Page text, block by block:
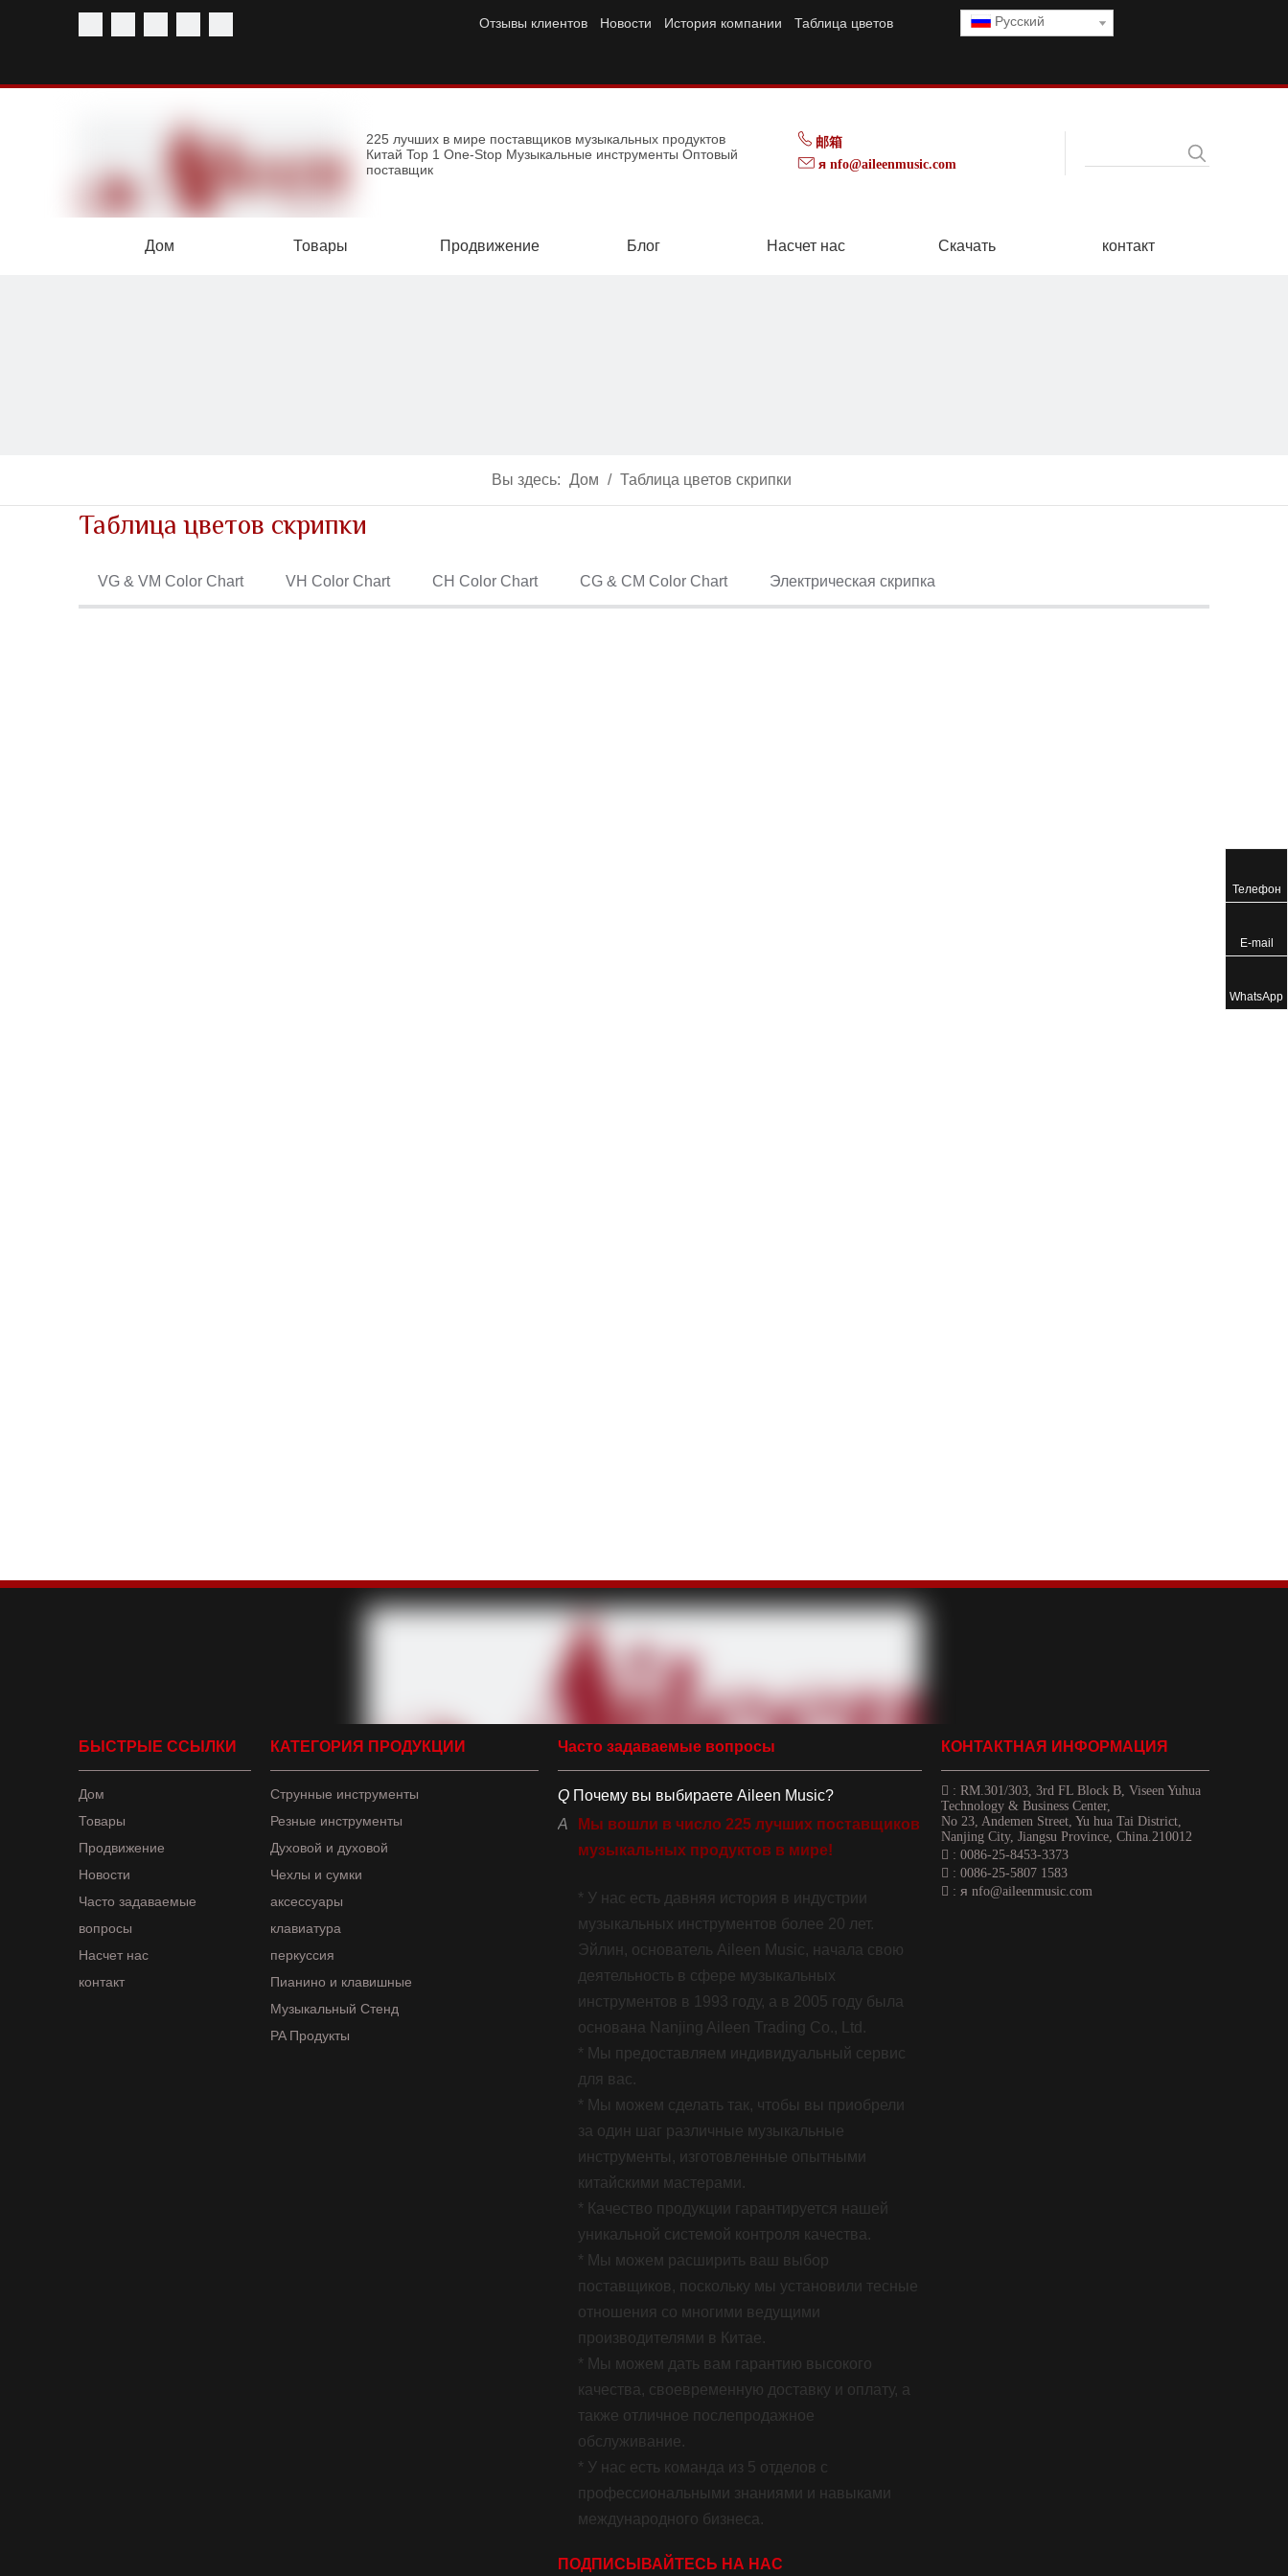
Отзывы клиентов Новости История компании Таблица цветов Pусский
225 лучших в мире поставщиков музыкальных продуктов
Китай Top 1 One-Stop Музыкальные инструменты Оптовый
поставщик
邮箱
я nfo@aileenmusic.com
Дом Товары Продвижение Блог Насчет нас Скачать контакт
Вы здесь: Дом / Таблица цветов скрипки
Таблица цветов скрипки
VG & VM Color Chart VH Color Chart CH Color Chart CG & CM Color Chart Электрическая скрипка
225 лучших в мире поставщиков музыкальных продуктов
БЫСТРЫЕ ССЫЛКИ
Дом
Товары
Продвижение
Новости
Часто задаваемые
вопросы
Насчет нас
контакт
КАТЕГОРИЯ ПРОДУКЦИИ
Струнные инструменты
Резные инструменты
Духовой и духовой
Чехлы и сумки
аксессуары
клавиатура
перкуссия
Пианино и клавишные
Музыкальный Стенд
PA Продукты
Часто задаваемые вопросы
Q Почему вы выбираете Aileen Music?
A
Мы вошли в число 225 лучших поставщиков
музыкальных продуктов в мире!
* У нас есть давняя история в индустрии
музыкальных инструментов более 20 лет.
Эйлин, основатель Aileen Music, начала свою
деятельность в сфере музыкальных
инструментов в 1993 году, а в 2005 году была
основана Nanjing Aileen Trading Co., Ltd.
* Мы предоставляем индивидуальный сервис
для вас.
* Мы можем сделать так, чтобы вы приобрели
за один шаг различные музыкальные
инструменты, изготовленные опытными
китайскими мастерами.
* Качество продукции гарантируется нашей
уникальной системой контроля качества.
* Мы можем расширить ваш выбор
поставщиков, поскольку мы установили тесные
отношения со многими ведущими
производителями в Китае.
* Мы можем дать вам гарантию высокого
качества, своевременную доставку и оплату, а
также отличное послепродажное
обслуживание.
* У нас есть команда из 5 отделов с
профессиональными знаниями и навыками
международного бизнеса.
ПОДПИСЫВАЙТЕСЬ НА НАС
Телефон
E-mail
WhatsApp
КОНТАКТНАЯ ИНФОРМАЦИЯ
 : RM.301/303, 3rd FL Block B, Viseen Yuhua
Technology & Business Center,
No 23, Andemen Street, Yu hua Tai District,
Nanjing City, Jiangsu Province, China.210012
 : 0086-25-8453-3373
 : 0086-25-5807 1583
 : я nfo@aileenmusic.com